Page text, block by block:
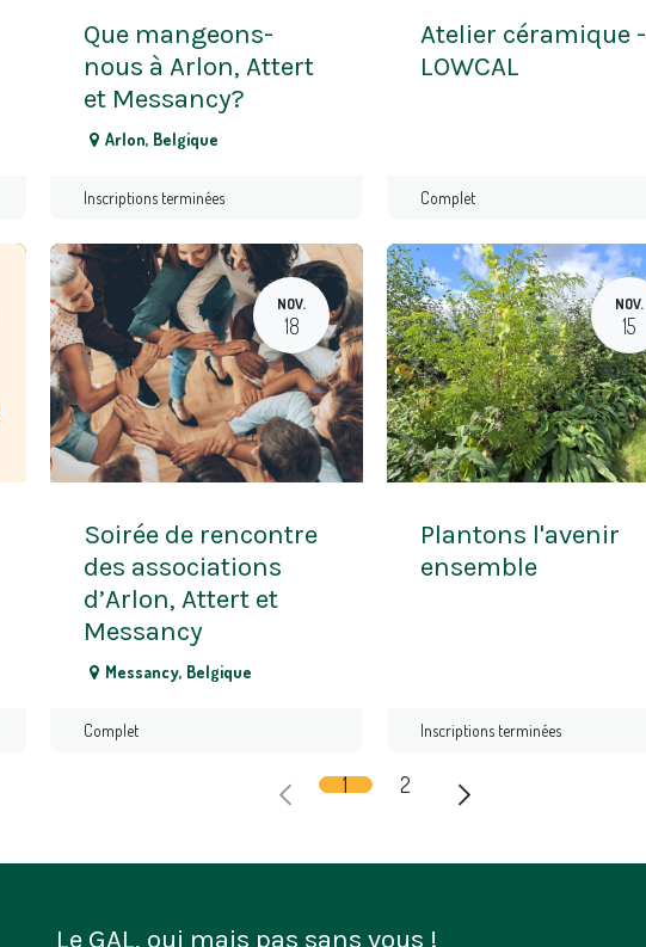
Que mangeons-
nous à Arlon, Attert
et Messancy?
Arlon, Belgique
Inscriptions terminées
Atelier céramique -
LOWCAL
Complet
NOV.
18
Soirée de rencontre
des associations
d’Arlon, Attert et
Messancy
Messancy, Belgique
Complet
NOV.
15
Plantons l'avenir
ensemble
Inscriptions terminées
1 2
Le GAL, oui mais pas sans vous !